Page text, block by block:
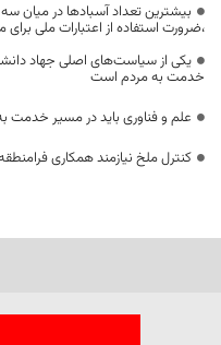
بیشترین تعداد آسبادها در میان
،ضرورت استفاده از اعتبارات ملی
یکی از سیاست‌های اصلی جهاد
خدمت به مردم است
علم و فناوری باید در مسیر خدمت
کنترل ملخ نیازمند همکاری